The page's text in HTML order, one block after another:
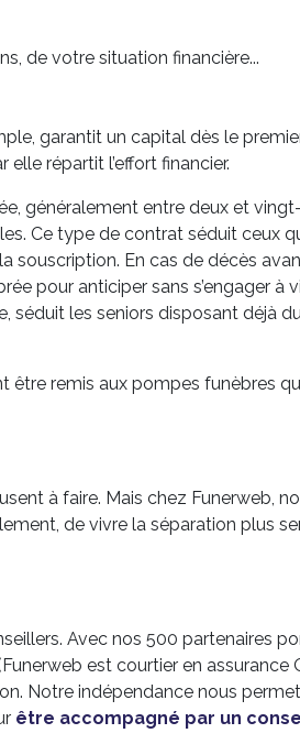
de votre situation financière...
garantit un capital dès le
répartit l’effort financier.
généralement entre deux et
Ce type de contrat séduit ceux
souscription. En cas de décès
pour anticiper sans s’engager à
séduit les seniors disposant déjà
remis aux pompes funèbres
à faire. Mais chez Funerweb,
de vivre la séparation plus
Avec nos 500 partenaires
est courtier en assurance
Notre indépendance nous
être accompagné par un